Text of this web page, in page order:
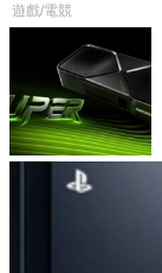
遊戲/電競